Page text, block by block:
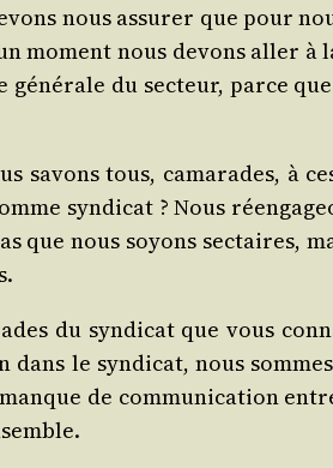
nous assu­rer que pour
moment nous devons aller à
géné­rale du sec­teur, parce
savons tous, cama­rades, à
syn­di­cat ? Nous
que nous soyons sec­taires,
du syn­di­cat que vous
dans le syn­di­cat, nous
de com­mu­ni­ca­tion